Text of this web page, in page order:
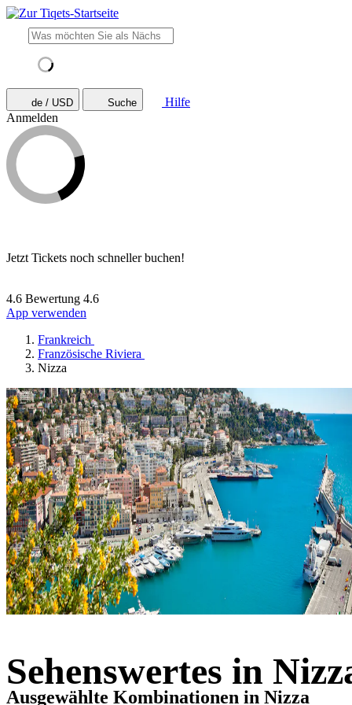
de / USD Suche
Hilfe
Anmelden
Jetzt Tickets noch schneller buchen!
4.6 Bewertung 4.6
App verwenden
Frankreich
Französische Riviera
Nizza
Sehenswertes in
Ausgewählte Kombinationen in Nizza